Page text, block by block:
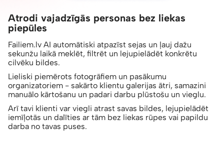
Atrodi vajadzīgās personas bez liekas
piepūles
Failiem.lv AI automātiski atpazīst sejas un ļauj dažu
sekunžu laikā meklēt, filtrēt un lejupielādēt konkrētu
cilvēku bildes.
Lieliski piemērots fotogrāfiem un pasākumu
organizatoriem - sakārto klientu galerijas ātri, samazini
manuālo kārtošanu un padari darbu plūstošu un vieglu.
Arī tavi klienti var viegli atrast savas bildes, lejupielādēt
iemīļotās un dalīties ar tām bez liekas rūpes vai papildu
darba no tavas puses.